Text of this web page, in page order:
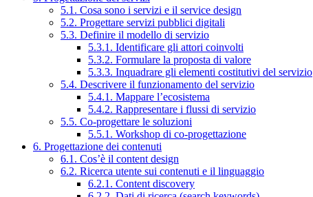
5.1. Cosa sono i servizi e il service design
5.2. Progettare servizi pubblici digitali
5.3. Definire il modello di servizio
5.3.1. Identificare gli attori coinvolti
5.3.2. Formulare la proposta di valore
5.3.3. Inquadrare gli elementi costitutivi del servizio
5.4. Descrivere il funzionamento del servizio
5.4.1. Mappare l’ecosistema
5.4.2. Rappresentare i flussi di servizio
5.5. Co-progettare le soluzioni
5.5.1. Workshop di co-progettazione
6. Progettazione dei contenuti
6.1. Cos’è il content design
6.2. Ricerca utente sui contenuti e il linguaggio
6.2.1. Content discovery